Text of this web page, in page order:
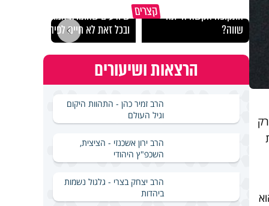
קצרים התקופה הקשה הייתה
שווה?
שיודעים שהתורה אמת,
ובכל זאת לא חיים לפיה?
הרצאות ושיעורים
הרב זמיר כהן - התהוות היקום
וגיל העולם
הרב ירון אשכנזי - הציצית,
השכפ"ץ היהודי
הרב יצחק בצרי - גלגול נשמות
ביהדות